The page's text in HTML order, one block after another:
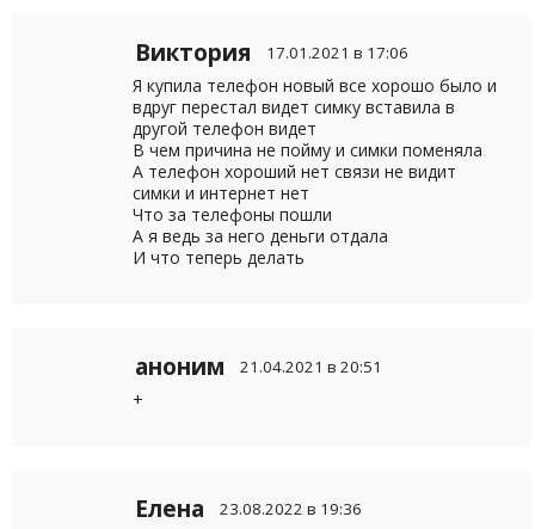
Виктория 17.01.2021 в 17:06
Я купила телефон новый все хорошо было и
вдруг перестал видет симку вставила в
другой телефон видет
В чем причина не пойму и симки поменяла
А телефон хороший нет связи не видит
симки и интернет нет
Что за телефоны пошли
А я ведь за него деньги отдала
И что теперь делать
аноним 21.04.2021 в 20:51
+
Елена 23.08.2022 в 19:36